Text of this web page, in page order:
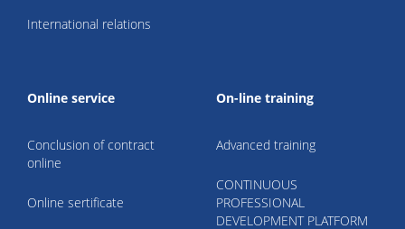
International relations
Online service
Conclusion of contract
online
Online sertificate
On-line training
Advanced training
CONTINUOUS
PROFESSIONAL
DEVELOPMENT PLATFORM